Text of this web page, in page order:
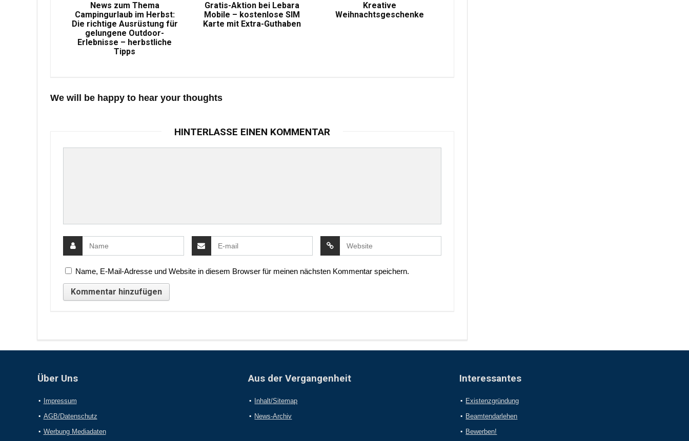
News zum Thema
Campingurlaub im Herbst:
Die richtige Ausrüstung für
gelungene Outdoor-
Erlebnisse – herbstliche
Tipps
Gratis-Aktion bei Lebara
Mobile – kostenlose SIM
Karte mit Extra-Guthaben
Kreative
Weihnachtsgeschenke
We will be happy to hear your thoughts
HINTERLASSE EINEN KOMMENTAR
Name, E-Mail-Adresse und Website in diesem Browser für meinen nächsten Kommentar speichern.
Über Uns
Impressum
AGB/Datenschutz
Werbung Mediadaten
Aus der Vergangenheit
Inhalt/Sitemap
News-Archiv
Interessantes
Existenzgründung
Beamtendarlehen
Bewerben!